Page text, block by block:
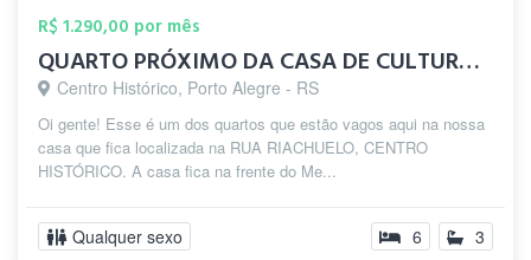
R$ 1.290,00 por mês
QUARTO PRÓXIMO DA CASA DE CULTURA NO CEN...
Centro Histórico, Porto Alegre - RS
Oi gente! Esse é um dos quartos que estão vagos aqui na nossa
casa que fica localizada na RUA RIACHUELO, CENTRO
HISTÓRICO. A casa fica na frente do Me...
Qualquer sexo 6 3